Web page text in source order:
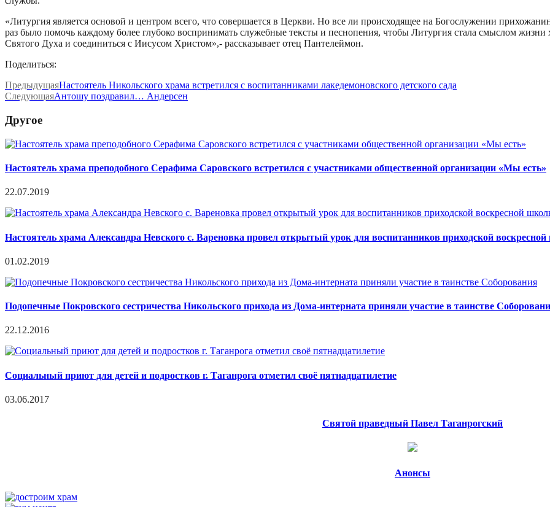
«Литургия является основой и центром всего, что совершается в Церкви. Но все ли происходящее на Богослужении
раз было помочь каждому более глубоко воспринимать служебные тексты и песнопения, чтобы Литургия стала смыслом
Святого Духа и соединиться с Иисусом Христом»,- рассказывает отец Пантелеймон.
Поделиться:
ПредыдущаяНастоятель Никольского храма встретился с воспитанниками лакедемоновского детского сада
СледующаяАнтошу поздравил… Андерсен
Другое
Настоятель храма преподобного Серафима Саровского встретился с участниками общественной организации «Мы есть»
22.07.2019
Настоятель храма Александра Невского с. Вареновка провел открытый урок для воспитанников приходской
01.02.2019
Подопечные Покровского сестричества Никольского прихода из Дома-интерната приняли участие в таинстве
22.12.2016
Социальный приют для детей и подростков г. Таганрога отметил своё пятнадцатилетие
03.06.2017
Святой праведный Павел Таганрогский
Анонсы